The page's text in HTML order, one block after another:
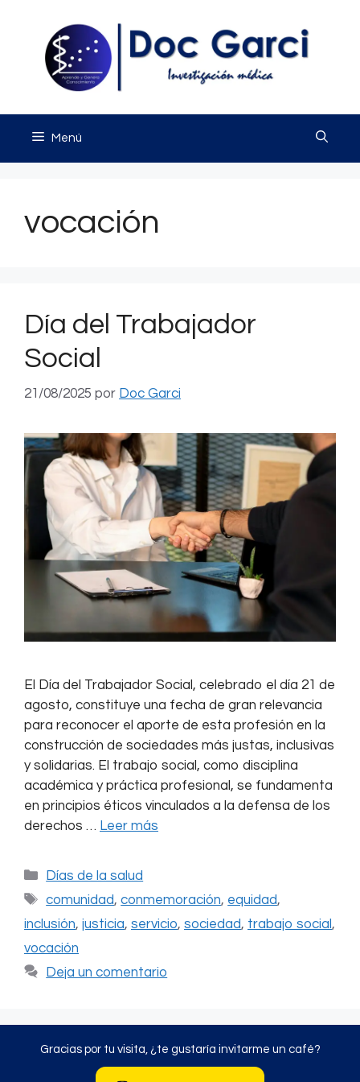
contenido
Menú
vocación
Día del Trabajador
Social
21/08/2025 por Doc Garci
El Día del Trabajador Social, celebrado el día 21 de
agosto, constituye una fecha de gran relevancia
para reconocer el aporte de esta profesión en la
construcción de sociedades más justas, inclusivas
y solidarias. El trabajo social, como disciplina
académica y práctica profesional, se fundamenta
en principios éticos vinculados a la defensa de los
derechos … Leer más
Categorías
Días de la salud
Etiquetas
comunidad,conmemoración, equidad,
inclusión, justicia, servicio, sociedad, trabajo social ,
vocación
Deja un comentario
Gracias por tu visita, ¿te gustaría invitarme un café?